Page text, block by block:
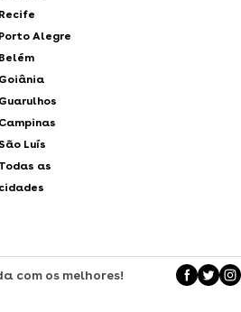
Recife
Porto Alegre
Belém
Goiânia
Guarulhos
Campinas
São Luís
Todas as
cidades
com os melhores!